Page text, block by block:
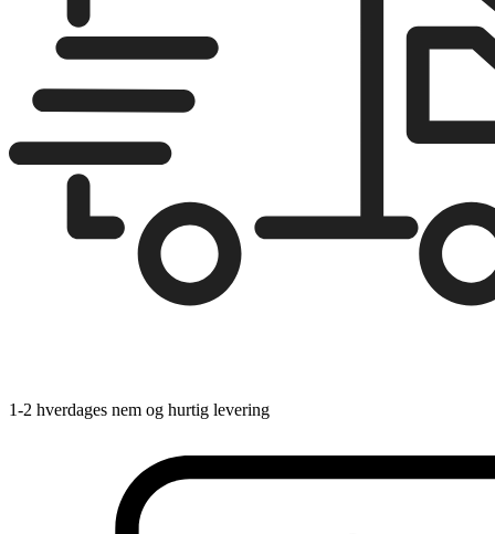
1-2 hverdages nem og hurtig levering